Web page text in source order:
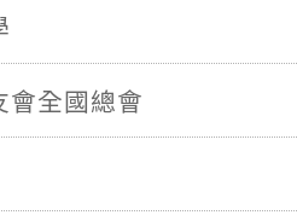
會全國總會